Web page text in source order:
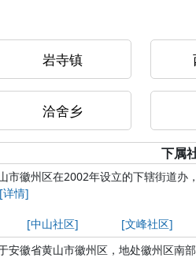
岩寺镇
洽舍乡
下属
市徽州区在2002年设立的下辖街道办
[详情]
[中山社区] [文峰社区]
安徽省黄山市徽州区，地处徽州区南